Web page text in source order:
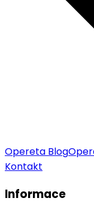
Opereta Blog
Kontakt
Informace